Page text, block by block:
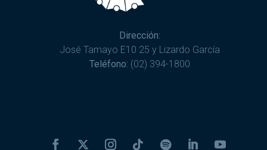
Dirección:
José Tamayo E10 25 y Lizardo García
Teléfono: (02) 394-1800